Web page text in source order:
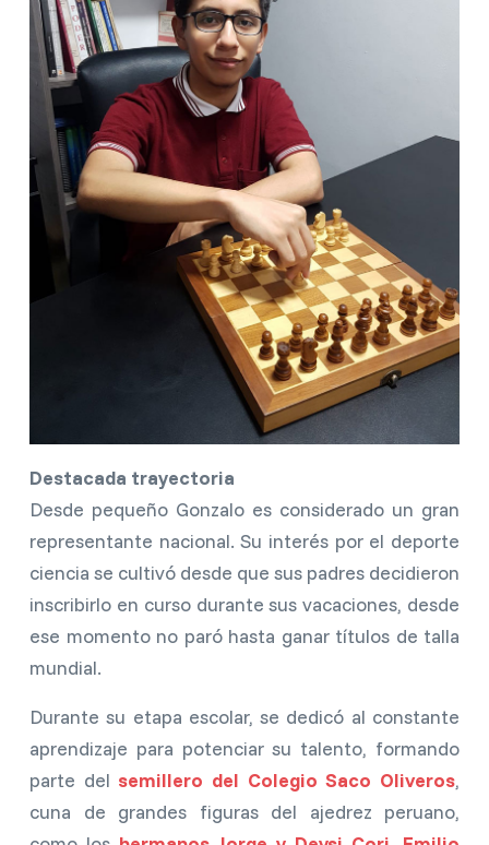
Destacada trayectoria
Desde pequeño Gonzalo es considerado un gran
representante nacional. Su interés por el deporte
ciencia se cultivó desde que sus padres decidieron
inscribirlo en curso durante sus vacaciones, desde
ese momento no paró hasta ganar títulos de talla
mundial.
Durante su etapa escolar, se dedicó al constante
aprendizaje para potenciar su talento, formando
parte del semillero del Colegio Saco Oliveros,
cuna de grandes figuras del ajedrez peruano,